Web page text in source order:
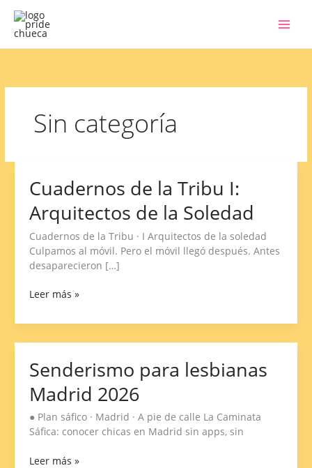
contenido
Sin categoría
Cuadernos de la Tribu I:
Arquitectos de la Soledad
Cuadernos de la Tribu · I Arquitectos de la soledad
Culpamos al móvil. Pero el móvil llegó después. Antes
desaparecieron […]
Cuadernos
de
la
I:
Arquitectos
de
Soledad
Leer más »
Senderismo para lesbianas
Madrid 2026
● Plan sáfico · Madrid · A pie de calle La Caminata
Sáfica: conocer chicas en Madrid sin apps, sin
Senderismo
para
lesbianas
2026
Leer más »